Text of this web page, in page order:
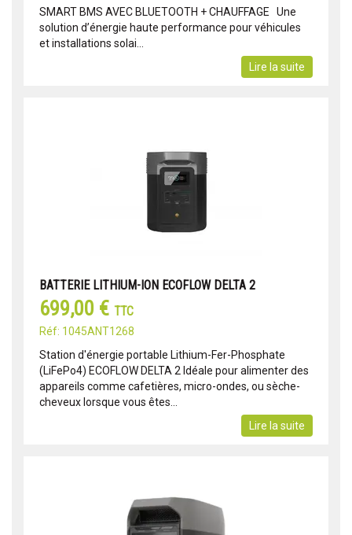
SMART BMS AVEC BLUETOOTH + CHAUFFAGE Une
solution d’énergie haute performance pour véhicules
et installations solai...
Lire la suite
BATTERIE LITHIUM-ION ECOFLOW DELTA 2
699,00 € TTC
Réf: 1045ANT1268
Station d'énergie portable Lithium-Fer-Phosphate
(LiFePo4) ECOFLOW DELTA 2 Idéale pour alimenter des
appareils comme cafetières, micro-ondes, ou sèche-
cheveux lorsque vous êtes...
Lire la suite